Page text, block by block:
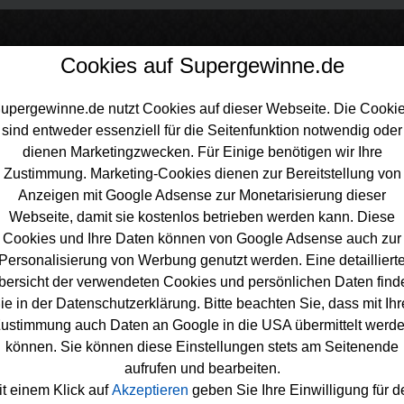
Gewinnspiele Indoor-garten
Garten gewinnen - Indoor Garten
Garten Gewinnspiele 2026 bei Supergewinne.de ✅
und mit etwas Glück einen Indoor Garten gewinnen. ✅
Cookies auf Supergewinne.de
nutzt Cookies auf dieser Webseite. Die
sind entweder essenziell für die Seitenfunktion notwendig oder
dienen Marketingzwecken. Für Einige benötigen wir Ihre
Zustimmung. Marketing-Cookies dienen zur Bereitstellung von
Anzeigen mit Google Adsense zur Monetarisierung dieser
Webseite, damit sie kostenlos betrieben werden kann. Diese
Cookies und Ihre Daten können von Google Adsense auch zur
Personalisierung von Werbung genutzt werden. Eine
der verwendeten Cookies und persönlichen Daten
in der Datenschutzerklärung. Bitte beachten Sie, dass mit
auch Daten an Google in die USA übermittelt
können. Sie können diese Einstellungen stets am Seitenende
aufrufen und bearbeiten.
einem Klick aufAkzeptieren geben Sie Ihre Einwilligung für